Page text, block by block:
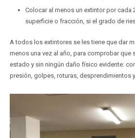
Colocar al menos un extintor por cada
superficie o fracción, si el grado de
A todos los extintores se les tiene que dar
menos una vez al año, para comprobar que
estado y sin ningún daño físico evidente:
presión, golpes, roturas, desprendimientos